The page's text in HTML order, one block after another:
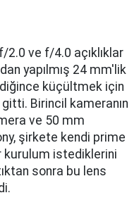
ve f/4.0 açıklıklar
yapılmış 24 mm'lik
küçültmek için
Birincil kameranın
ve 50 mm
şirkete kendi prime
kurulum istediklerini
sonra bu lens